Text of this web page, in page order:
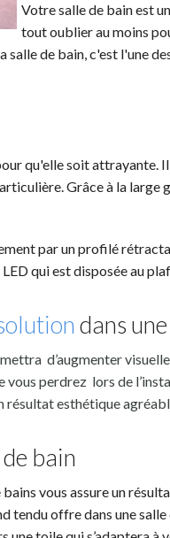
Votre salle de bain est
tout oublier au moins
de bain, c'est l'une
qu'elle soit
Grâce à la large
par un profilé
qui est disposée au
dans
d’augmenter
perdrez lors de
résultat esthétique
bain
vous assure un
tendu offre dans une